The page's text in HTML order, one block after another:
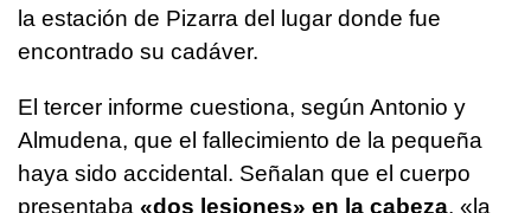
la estación de Pizarra del lugar donde fue
encontrado su cadáver.
El tercer informe cuestiona, según Antonio y
Almudena, que el fallecimiento de la pequeña
haya sido accidental. Señalan que el cuerpo
presentaba «dos lesiones» en la cabeza, «la